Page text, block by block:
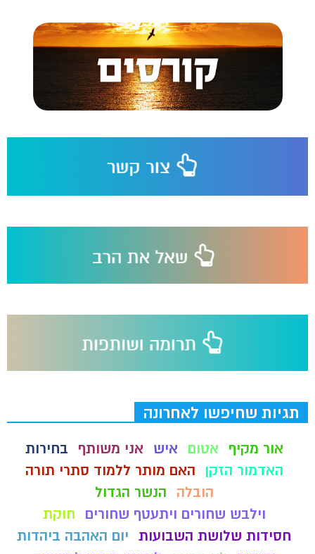
תגיות שחיפשו לאחרונה
אור מקיף אטום איש אני משותף
בחירות
האדמור הזקן
האם מותר ללמוד סתרי תורה
הובלה
הנשר הגדול
וילבש שחורים ויתעטף שחורים
חוקת
חסידות שלושת השבועות יום האהבה ביהדות